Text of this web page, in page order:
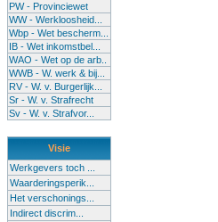
PW - Provinciewet
WW - Werkloosheid...
Wbp - Wet bescherm...
IB - Wet inkomstbel...
WAO - Wet op de arb..
WWB - W. werk & bij...
RV - W. v. Burgerlijk...
Sr - W. v. Strafrecht
Sv - W. v. Strafvor...
Visie
Werkgevers toch ...
Waarderingsperik...
Het verschonings...
Indirect discrim...